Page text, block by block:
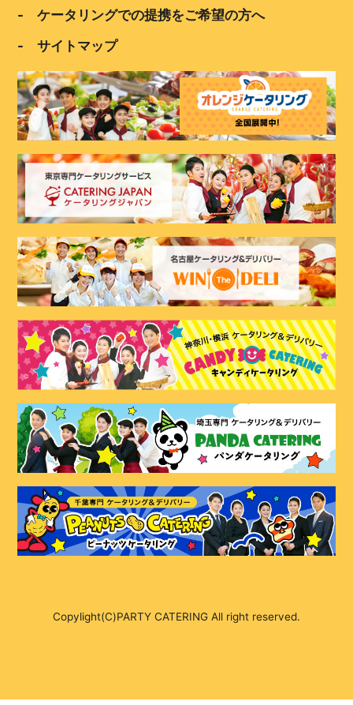
- ケータリングでの提携をご希望の方へ
- サイトマップ
Copylight(C)PARTY CATERING All right reserved.